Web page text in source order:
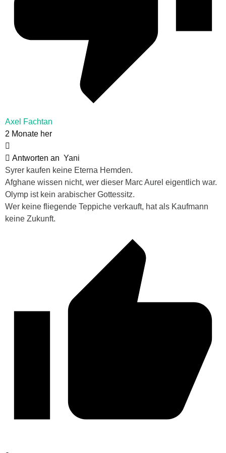
Axel Fachtan
2 Monate her
Antworten an Yani
Syrer kaufen keine Eterna Hemden.
Afghane wissen nicht, wer dieser Marc Aurel eigentlich war.
Olymp ist kein arabischer Gottessitz.
Wer keine fliegende Teppiche verkauft, hat als Kaufmann
keine Zukunft.